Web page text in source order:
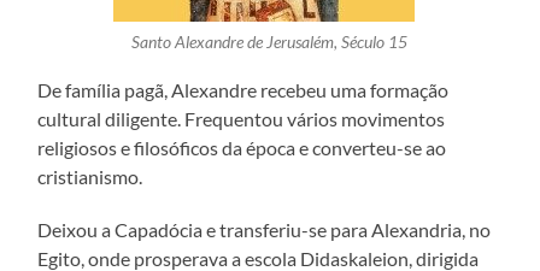
Santo Alexandre de Jerusalém, Século 15
De família pagã, Alexandre recebeu uma formação
cultural diligente. Frequentou vários movimentos
religiosos e filosóficos da época e converteu-se ao
cristianismo.
Deixou a Capadócia e transferiu-se para Alexandria, no
Egito, onde prosperava a escola Didaskaleion, dirigida